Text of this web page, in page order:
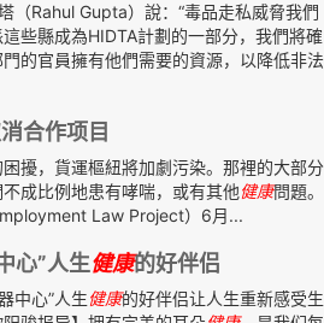
（Rahul Gupta）說：“毒品走私威脅我們
些縣成為HIDTA計劃的一部分，我們將確
的官員擁有他們需要的資源，以降低非法
合作项目
擾，貨運樞紐將加劇污染。那裡的大部分
成比例地患有哮喘，或有其他健康問題。
Law Project）6月...
心”人生健康的好伴侣
中心”人生健康的好伴侣让人生重新感受生